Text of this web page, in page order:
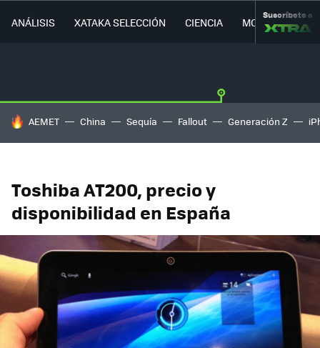
ANÁLISIS XATAKA SELECCIÓN CIENCIA MOVILIDAD
Suscríbete a
HOY SE HABLA DE
AEMET China Sequía Fallout Generación Z
Toshiba AT200, precio y
disponibilidad en España